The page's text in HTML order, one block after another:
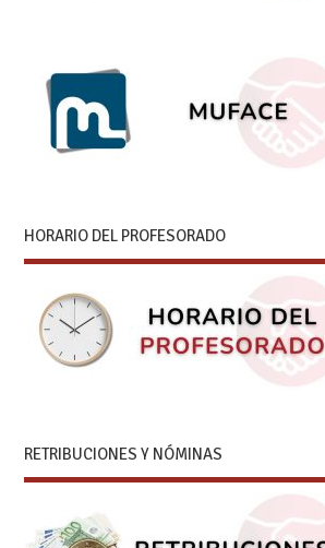
HORARIO DEL PROFESORADO
RETRIBUCIONES Y NÓMINAS